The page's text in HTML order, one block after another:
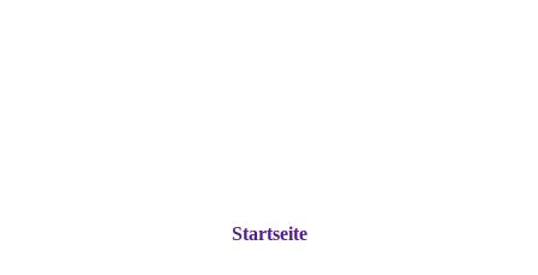
Startseite